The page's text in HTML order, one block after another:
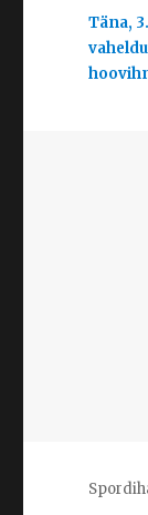
Täna,